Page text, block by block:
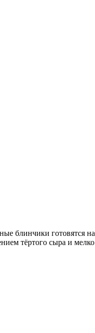
блинчики готовятся
тёртого сыра и